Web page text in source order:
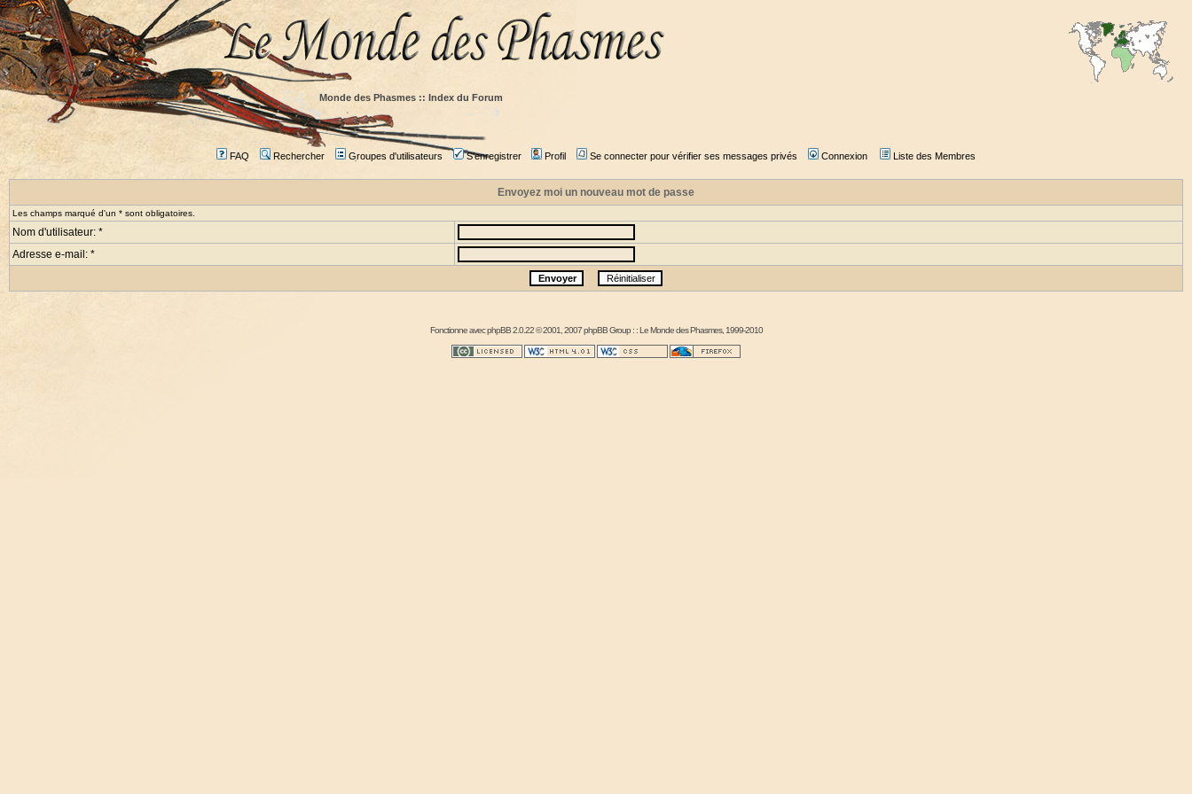
Monde des Phasmes :: Index du Forum
FAQ Rechercher Groupes d'utilisateurs S'enregistrer Profil Se connecter pour vérifier ses messages privés Connexion Liste des Membres
Envoyez moi un nouveau mot de passe
Les champs marqué d'un * sont obligatoires.
Nom d'utilisateur: *
Adresse e-mail: *
Fonctionne avecphpBB2.0.22 © 2001, 2007 phpBB Group : :Le Monde des Phasmes, 1999-2010